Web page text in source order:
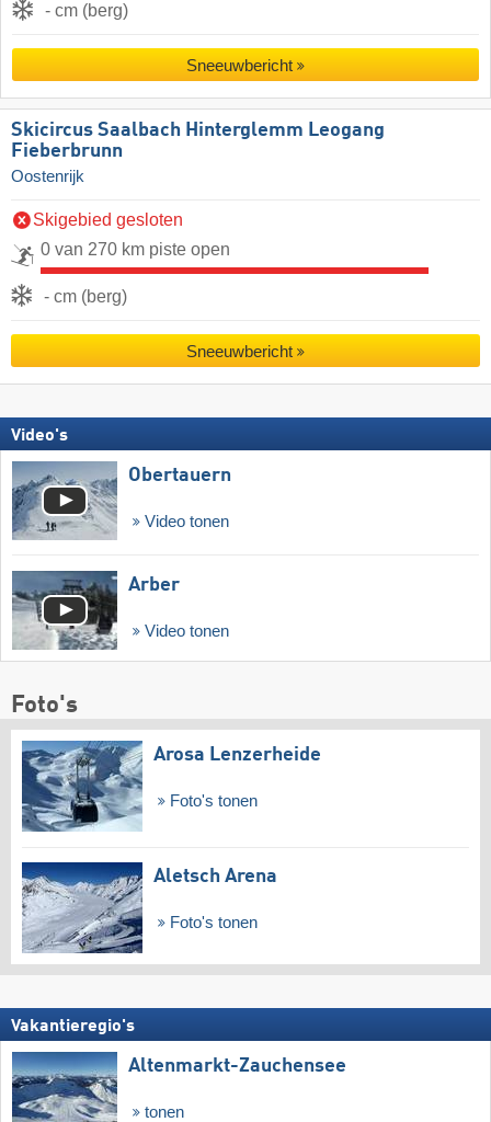
- cm (berg)
Sneeuwbericht
Skicircus Saalbach Hinterglemm Leogang
Fieberbrunn
Oostenrijk
Skigebied gesloten
0 van 270 km piste open
- cm (berg)
Sneeuwbericht
Video's
Obertauern
Video tonen
Arber
Video tonen
Foto's
Arosa Lenzerheide
Foto's tonen
Aletsch Arena
Foto's tonen
Vakantieregio's
Altenmarkt-Zauchensee
tonen